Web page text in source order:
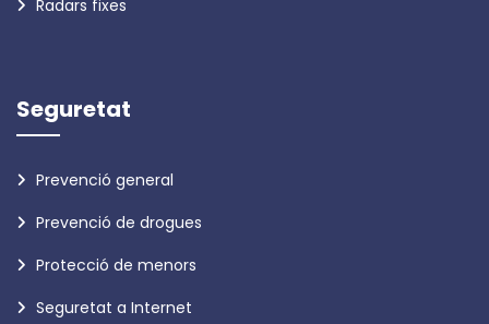
Radars fixes
Seguretat
Prevenció general
Prevenció de drogues
Protecció de menors
Seguretat a Internet